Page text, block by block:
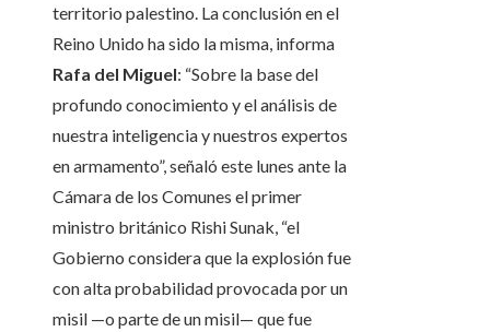
territorio palestino. La conclusión en el
Reino Unido ha sido la misma, informa
Rafa del Miguel: “Sobre la base del
profundo conocimiento y el análisis de
nuestra inteligencia y nuestros expertos
en armamento”, señaló este lunes ante la
Cámara de los Comunes el primer
ministro británico Rishi Sunak, “el
Gobierno considera que la explosión fue
con alta probabilidad provocada por un
misil —o parte de un misil— que fue